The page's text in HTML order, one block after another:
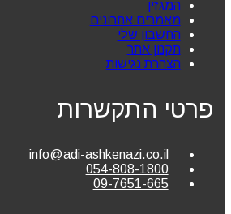
המגזין
מאמרים אחרונים
החשבון שלי
תקנון אתר
הצהרת נגישות
פרטי התקשרות
info@adi-ashkenazi.co.il
054-808-1800
09-7651-665